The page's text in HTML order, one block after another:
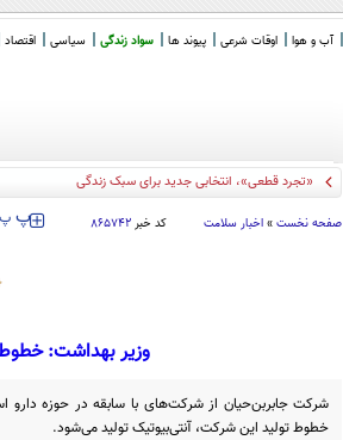
آب و هوا اوقات شرعی پیوند ها سواد زندگی سیاسی اقتصاد
«تجرد قطعی»، انتخابی جدید برای سبک زندگی
صفحه نخست » اخبار سلامت کد خبر ۸۶۵۷۴۲ ‍‍‍ پ
وزیر بهداشت: خطوط
شرکت جابربن‌حیان از شرکت‌های با سابقه در حوزه دارو
خطوط تولید این شرکت، آنتی‌بیوتیک تولید می‌شود.